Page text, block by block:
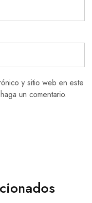
y sitio web en este
un comentario.